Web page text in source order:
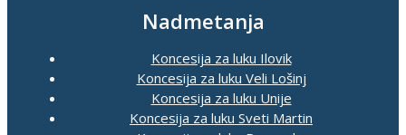
Nadmetanja
Koncesija za luku Ilovik
Koncesija za luku Veli Lošinj
Koncesija za luku Unije
Koncesija za luku Sveti Martin